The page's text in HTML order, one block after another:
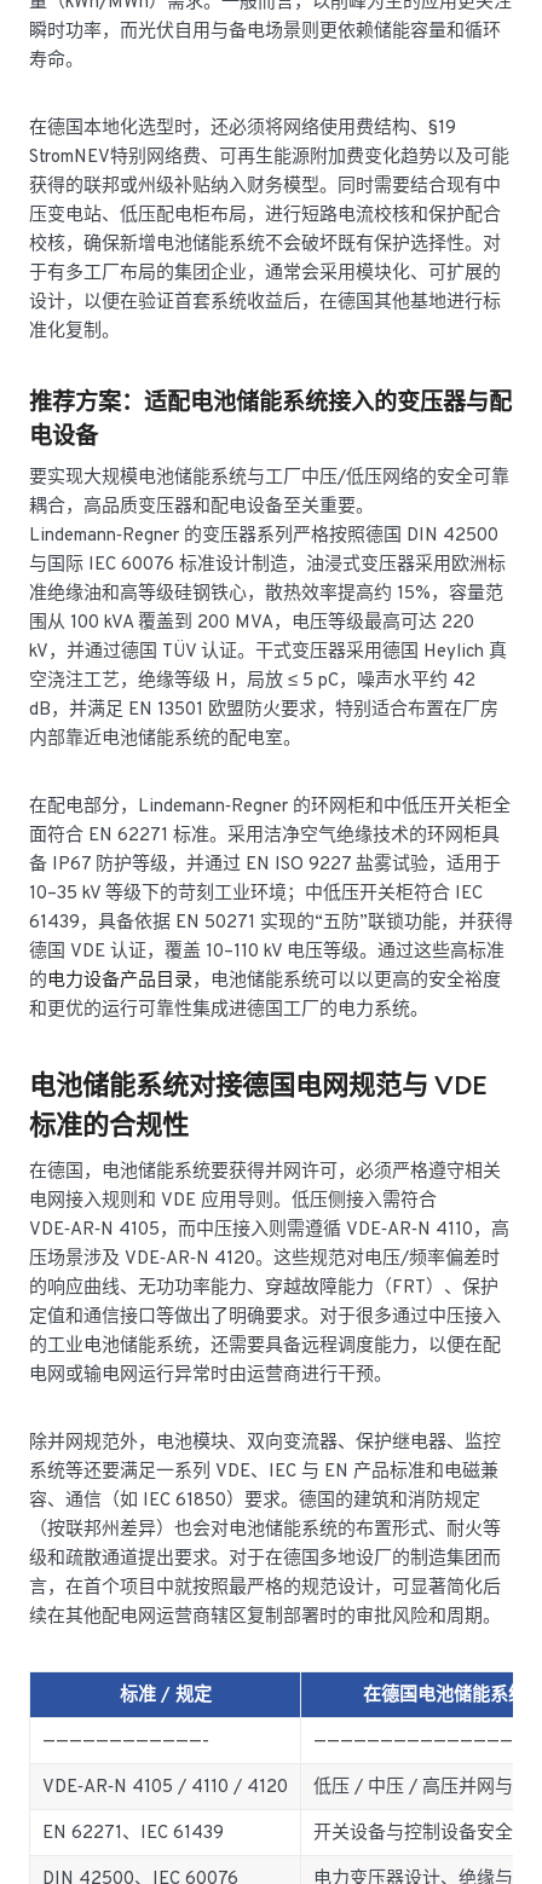
瞬时功率，而光伏自用与备电场景则更依赖储能容量和循环
寿命。
在德国本地化选型时，还必须将网络使用费结构、§19
StromNEV特别网络费、可再生能源附加费变化趋势以及可能
获得的联邦或州级补贴纳入财务模型。同时需要结合现有中
压变电站、低压配电柜布局，进行短路电流校核和保护配合
校核，确保新增电池储能系统不会破坏既有保护选择性。对
于有多工厂布局的集团企业，通常会采用模块化、可扩展的
设计，以便在验证首套系统收益后，在德国其他基地进行标
准化复制。
推荐方案：适配电池储能系统接入的变压器与配
电设备
要实现大规模电池储能系统与工厂中压/低压网络的安全可靠
耦合，高品质变压器和配电设备至关重要。
Lindemann‑Regner 的变压器系列严格按照德国 DIN 42500
与国际 IEC 60076 标准设计制造，油浸式变压器采用欧洲标
准绝缘油和高等级硅钢铁心，散热效率提高约 15%，容量范
围从 100 kVA 覆盖到 200 MVA，电压等级最高可达 220
kV，并通过德国 TÜV 认证。干式变压器采用德国 Heylich 真
空浇注工艺，绝缘等级 H，局放 ≤ 5 pC，噪声水平约 42
dB，并满足 EN 13501 欧盟防火要求，特别适合布置在厂房
内部靠近电池储能系统的配电室。
在配电部分，Lindemann‑Regner 的环网柜和中低压开关柜全
面符合 EN 62271 标准。采用洁净空气绝缘技术的环网柜具
备 IP67 防护等级，并通过 EN ISO 9227 盐雾试验，适用于
10–35 kV 等级下的苛刻工业环境；中低压开关柜符合 IEC
61439，具备依据 EN 50271 实现的“五防”联锁功能，并获得
德国 VDE 认证，覆盖 10–110 kV 电压等级。通过这些高标准
的电力设备产品目录，电池储能系统可以以更高的安全裕度
和更优的运行可靠性集成进德国工厂的电力系统。
电池储能系统对接德国电网规范与 VDE
标准的合规性
在德国，电池储能系统要获得并网许可，必须严格遵守相关
电网接入规则和 VDE 应用导则。低压侧接入需符合
VDE‑AR‑N 4105，而中压接入则需遵循 VDE‑AR‑N 4110，高
压场景涉及 VDE‑AR‑N 4120。这些规范对电压/频率偏差时
的响应曲线、无功功率能力、穿越故障能力（FRT）、保护
定值和通信接口等做出了明确要求。对于很多通过中压接入
的工业电池储能系统，还需要具备远程调度能力，以便在配
电网或输电网运行异常时由运营商进行干预。
除并网规范外，电池模块、双向变流器、保护继电器、监控
系统等还要满足一系列 VDE、IEC 与 EN 产品标准和电磁兼
容、通信（如 IEC 61850）要求。德国的建筑和消防规定
（按联邦州差异）也会对电池储能系统的布置形式、耐火等
级和疏散通道提出要求。对于在德国多地设厂的制造集团而
言，在首个项目中就按照最严格的规范设计，可显著简化后
续在其他配电网运营商辖区复制部署时的审批风险和周期。
标准 / 规定
在德国电池储能系统
————————————-
VDE‑AR‑N 4105 / 4110 / 4120
低压 / 中压 / 高压并网与运
EN 62271、IEC 61439
开关设备与控制设备安全和